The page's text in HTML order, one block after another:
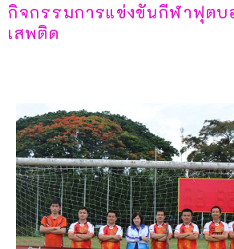
กิจกรรมการแข่งขันกีฬาฟุตบ
เสพติด